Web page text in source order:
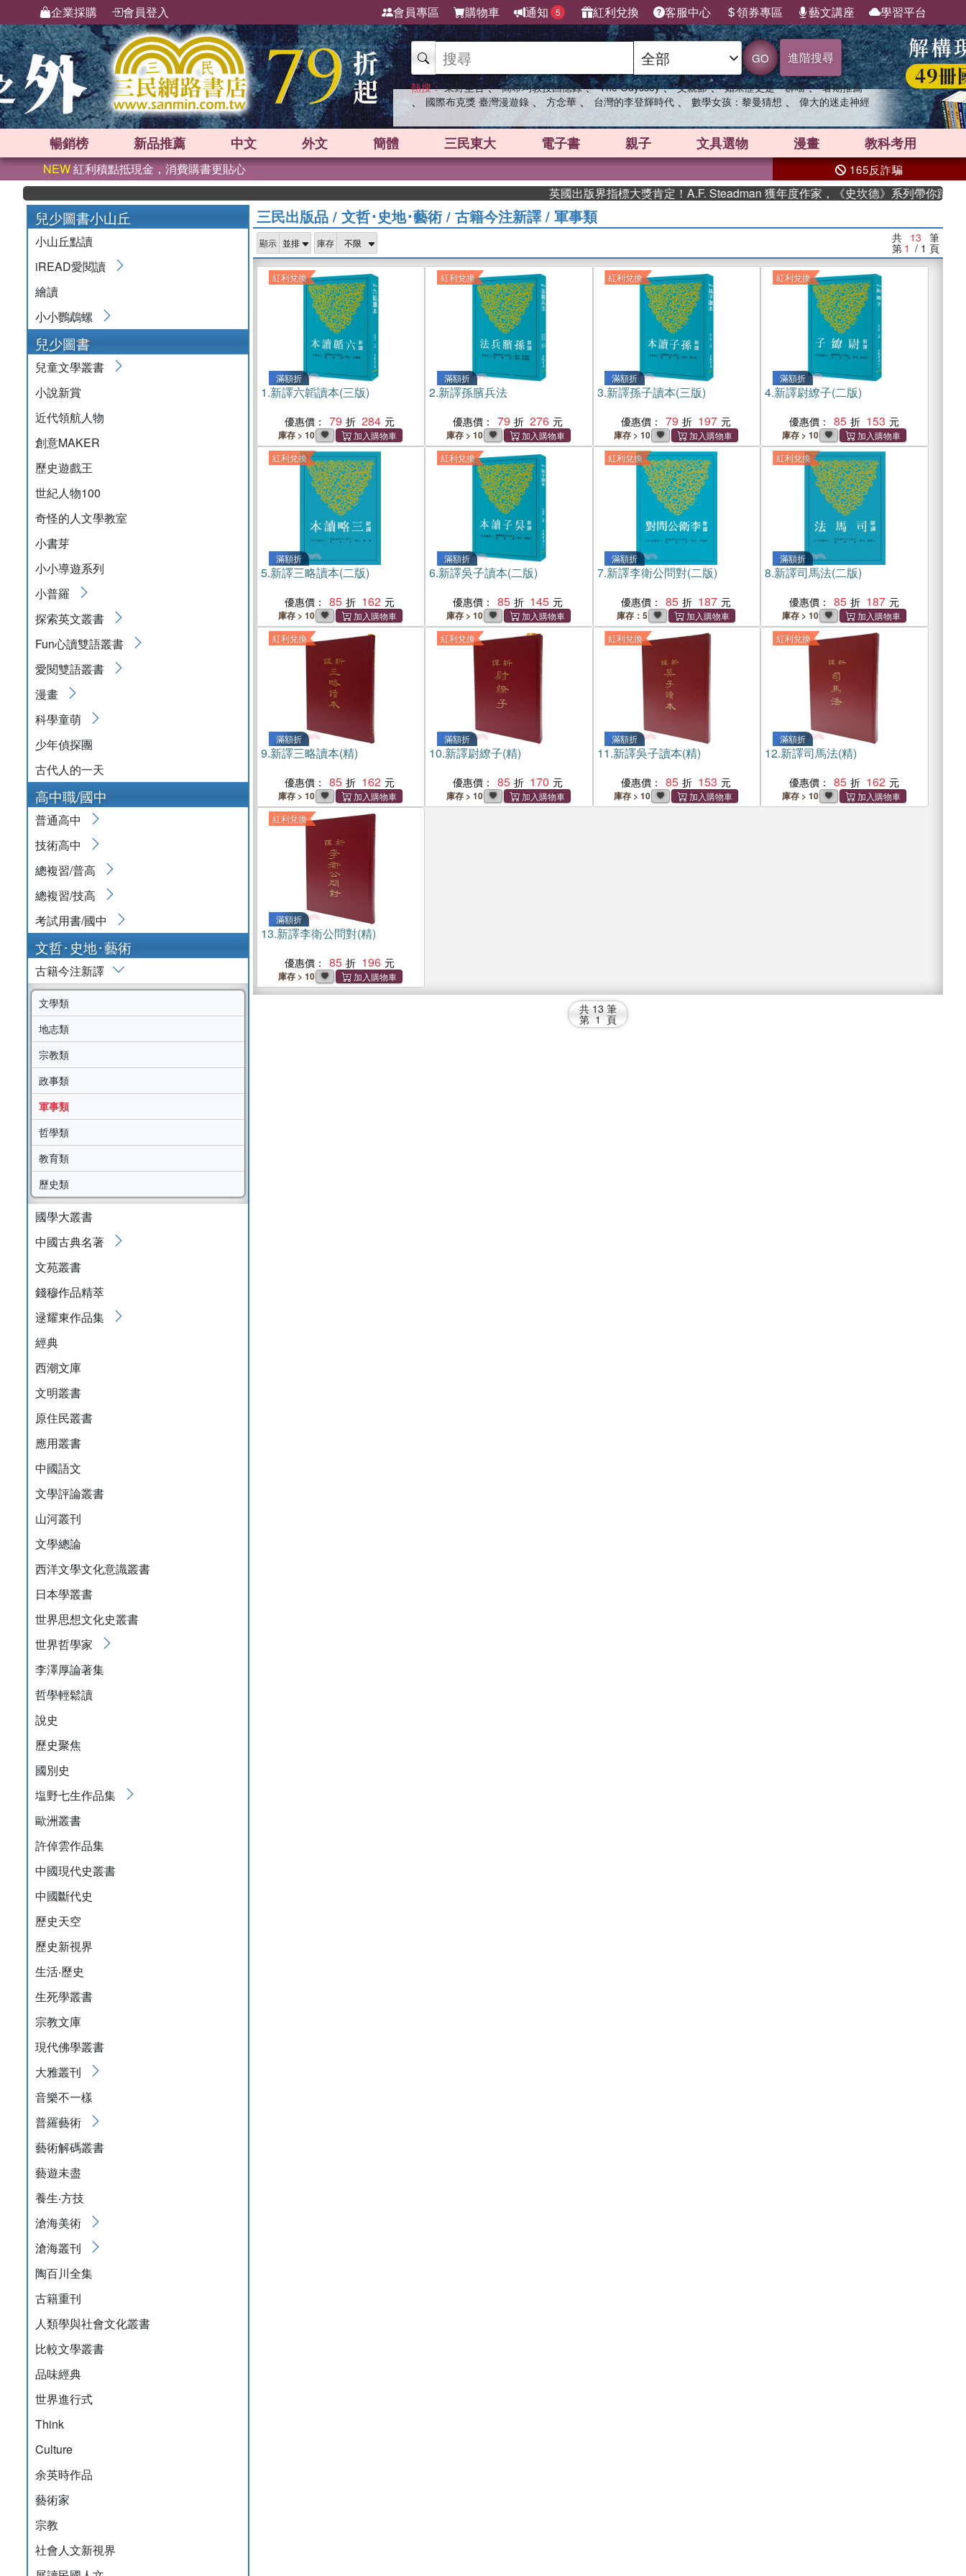
企業採購 會員登入 會員專區 購物車 通知 5 紅利兌換 客服中心 領券專區 藝文講座 學習平台
GO 進階搜尋
熱搜： 東野圭吾 、 高希均教授回憶錄 、 The Odyssey 、 父親節 、 如果歷史是一群喵 、 暑期推薦
、 國際布克獎 臺灣漫遊錄 、 方念華 、 台灣的李登輝時代 、 數學女孩：黎曼猜想 、 偉大的迷走神經
暢銷榜 新品推薦 中文 外文 簡體 三民東大 電子書 親子 文具選物 漫畫 教科考用
NEW紅利積點抵現金，消費購書更貼心 165反詐騙
英國出版界指標大獎肯定！A.F. Steadman 獲年度作家，《史坎德》系列帶你踏上熱血奇幻
兒少圖書小山丘
小山丘點讀
iREAD愛閱讀
繪讀
小小鸚鵡螺
兒少圖書
兒童文學叢書
小說新賞
近代領航人物
創意MAKER
歷史遊戲王
世紀人物100
奇怪的人文學教室
小書芽
小小導遊系列
小普羅
探索英文叢書
Fun心讀雙語叢書
愛閱雙語叢書
漫畫
科學童萌
少年偵探團
古代人的一天
高中職/國中
普通高中
技術高中
總複習/普高
總複習/技高
考試用書/國中
文哲･史地･藝術
古籍今注新譯
文學類
地志類
宗教類
政事類
軍事類
哲學類
教育類
歷史類
國學大叢書
中國古典名著
文苑叢書
錢穆作品精萃
逯耀東作品集
經典
西潮文庫
文明叢書
原住民叢書
應用叢書
中國語文
文學評論叢書
山河叢刊
文學總論
西洋文學文化意識叢書
日本學叢書
世界思想文化史叢書
世界哲學家
李澤厚論著集
哲學輕鬆讀
說史
歷史聚焦
國別史
塩野七生作品集
歐洲叢書
許倬雲作品集
中國現代史叢書
中國斷代史
歷史天空
歷史新視界
生活‧歷史
生死學叢書
宗教文庫
現代佛學叢書
大雅叢刊
音樂不一樣
普羅藝術
藝術解碼叢書
藝遊未盡
養生‧方技
滄海美術
滄海叢刊
陶百川全集
古籍重刊
人類學與社會文化叢書
比較文學叢書
品味經典
世界進行式
Think
Culture
余英時作品
藝術家
宗教
社會人文新視界
三民出版品 / 文哲･史地･藝術/ 古籍今注新譯/ 軍事類
顯示 庫存 共 13 筆
第 1 / 1 頁
紅利兌換
滿額折
1.新譯六韜讀本(三版)
優惠價： 79 284
庫存 > 10
紅利兌換
滿額折
2.新譯孫臏兵法
優惠價： 79 276
庫存 > 10
紅利兌換
滿額折
3.新譯孫子讀本(三版)
優惠價： 79 197
庫存 > 10
紅利兌換
滿額折
4.新譯尉繚子(二版)
優惠價： 85 153
庫存 > 10
紅利兌換
滿額折
5.新譯三略讀本(二版)
優惠價： 85 162
庫存 > 10
紅利兌換
滿額折
6.新譯吳子讀本(二版)
優惠價： 85 145
庫存 > 10
紅利兌換
滿額折
7.新譯李衛公問對(二版)
優惠價： 85 187
庫存：5
紅利兌換
滿額折
8.新譯司馬法(二版)
優惠價： 85 187
庫存 > 10
紅利兌換
滿額折
9.新譯三略讀本(精)
優惠價： 85 162
庫存 > 10
紅利兌換
滿額折
10.新譯尉繚子(精)
優惠價： 85 170
庫存 > 10
紅利兌換
滿額折
11.新譯吳子讀本(精)
優惠價： 85 153
庫存 > 10
紅利兌換
滿額折
12.新譯司馬法(精)
優惠價： 85 162
庫存 > 10
紅利兌換
滿額折
13.新譯李衛公問對(精)
優惠價： 85 196
庫存 > 10
共 13 筆
第 1 頁